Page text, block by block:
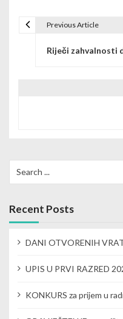
v
i
g
i
o
Previous Article
Riječi zahvalnosti
for:
Recent Posts
DANI OTVORENIH
UPIS U PRVI RAZRED
KONKURS za prijem u